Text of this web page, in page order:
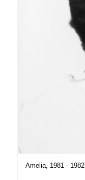
Amelia, 1981 - 1982